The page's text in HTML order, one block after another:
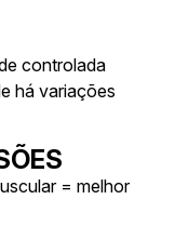
controlada
há variações
= melhor